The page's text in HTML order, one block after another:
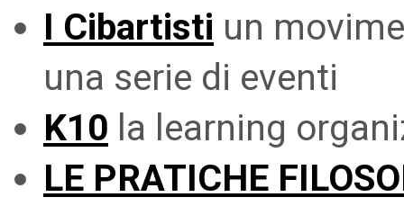
I Cibartisti un
una serie di eventi
K10 la learning
LE PRATICHE